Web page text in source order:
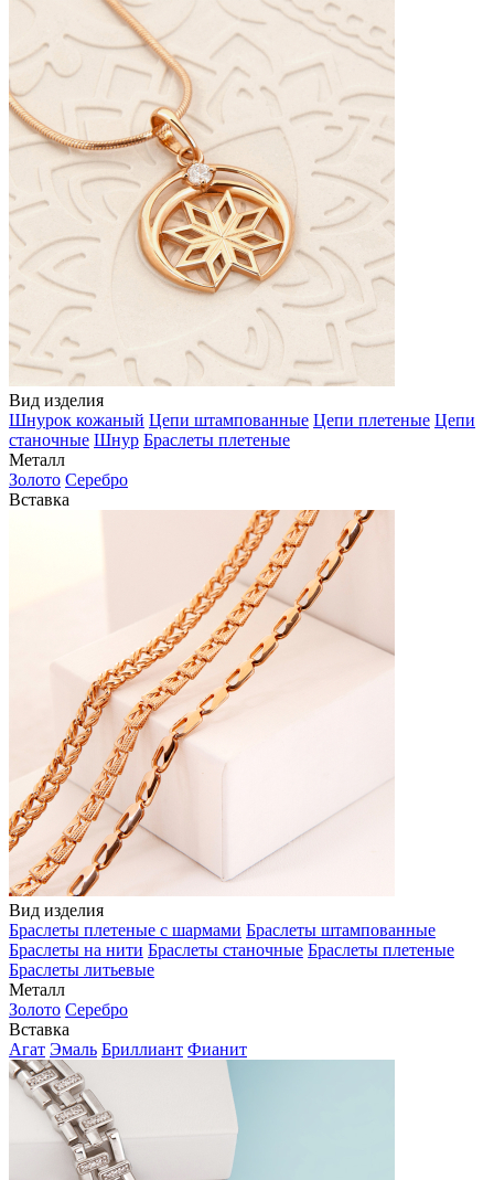
Вид изделия
Шнурок кожаный Цепи штампованные Цепи плетеные Цепи
станочные Шнур Браслеты плетеные
Металл
Золото Серебро
Вставка
Вид изделия
Браслеты плетеные с шармами Браслеты штампованные
Браслеты на нити Браслеты станочные Браслеты плетеные
Браслеты литьевые
Металл
Золото Серебро
Вставка
Агат Эмаль Бриллиант Фианит